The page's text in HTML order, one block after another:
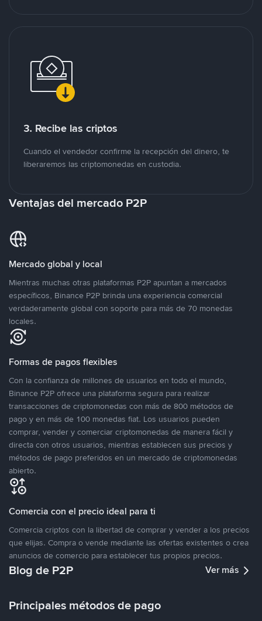
3. Recibe las criptos
Cuando el vendedor confirme la recepción del dinero, te
liberaremos las criptomonedas en custodia.
Ventajas del mercado P2P
Mercado global y local
Mientras muchas otras plataformas P2P apuntan a mercados
específicos, Binance P2P brinda una experiencia comercial
verdaderamente global con soporte para más de 70 monedas
locales.
Formas de pagos flexibles
Con la confianza de millones de usuarios en todo el mundo,
Binance P2P ofrece una plataforma segura para realizar
transacciones de criptomonedas con más de 800 métodos de
pago y en más de 100 monedas fiat. Los usuarios pueden
comprar, vender y comerciar criptomonedas de manera fácil y
directa con otros usuarios, mientras establecen sus precios y
métodos de pago preferidos en un mercado de criptomonedas
abierto.
Comercia con el precio ideal para ti
Comercia criptos con la libertad de comprar y vender a los precios
que elijas. Compra o vende mediante las ofertas existentes o crea
anuncios de comercio para establecer tus propios precios.
Blog de P2P Ver más
Principales métodos de pago